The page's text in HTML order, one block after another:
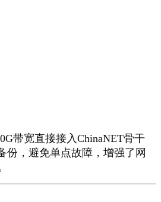
带宽直接接入ChinaNET骨干
份，避免单点故障，增强了网